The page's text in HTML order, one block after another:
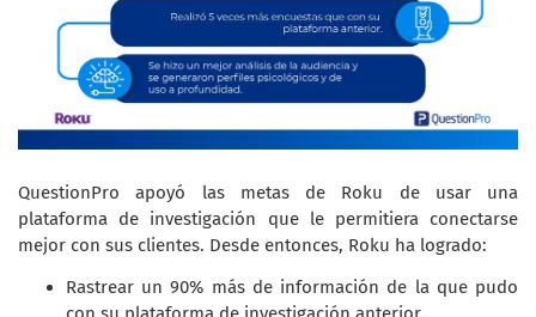
QuestionPro apoyó las metas de Roku de usar una
plataforma de investigación que le permitiera conectarse
mejor con sus clientes. Desde entonces, Roku ha logrado:
Rastrear un 90% más de información de la que pudo